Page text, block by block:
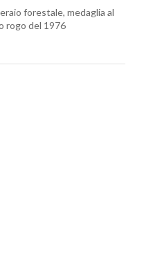
forestale, medaglia al
rogo del 1976